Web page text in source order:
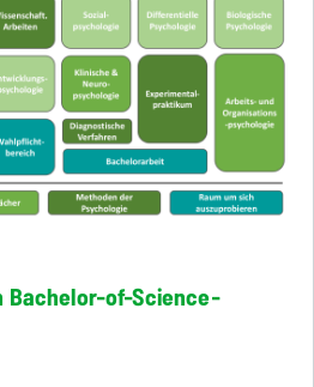
Bachelor-of-Science-